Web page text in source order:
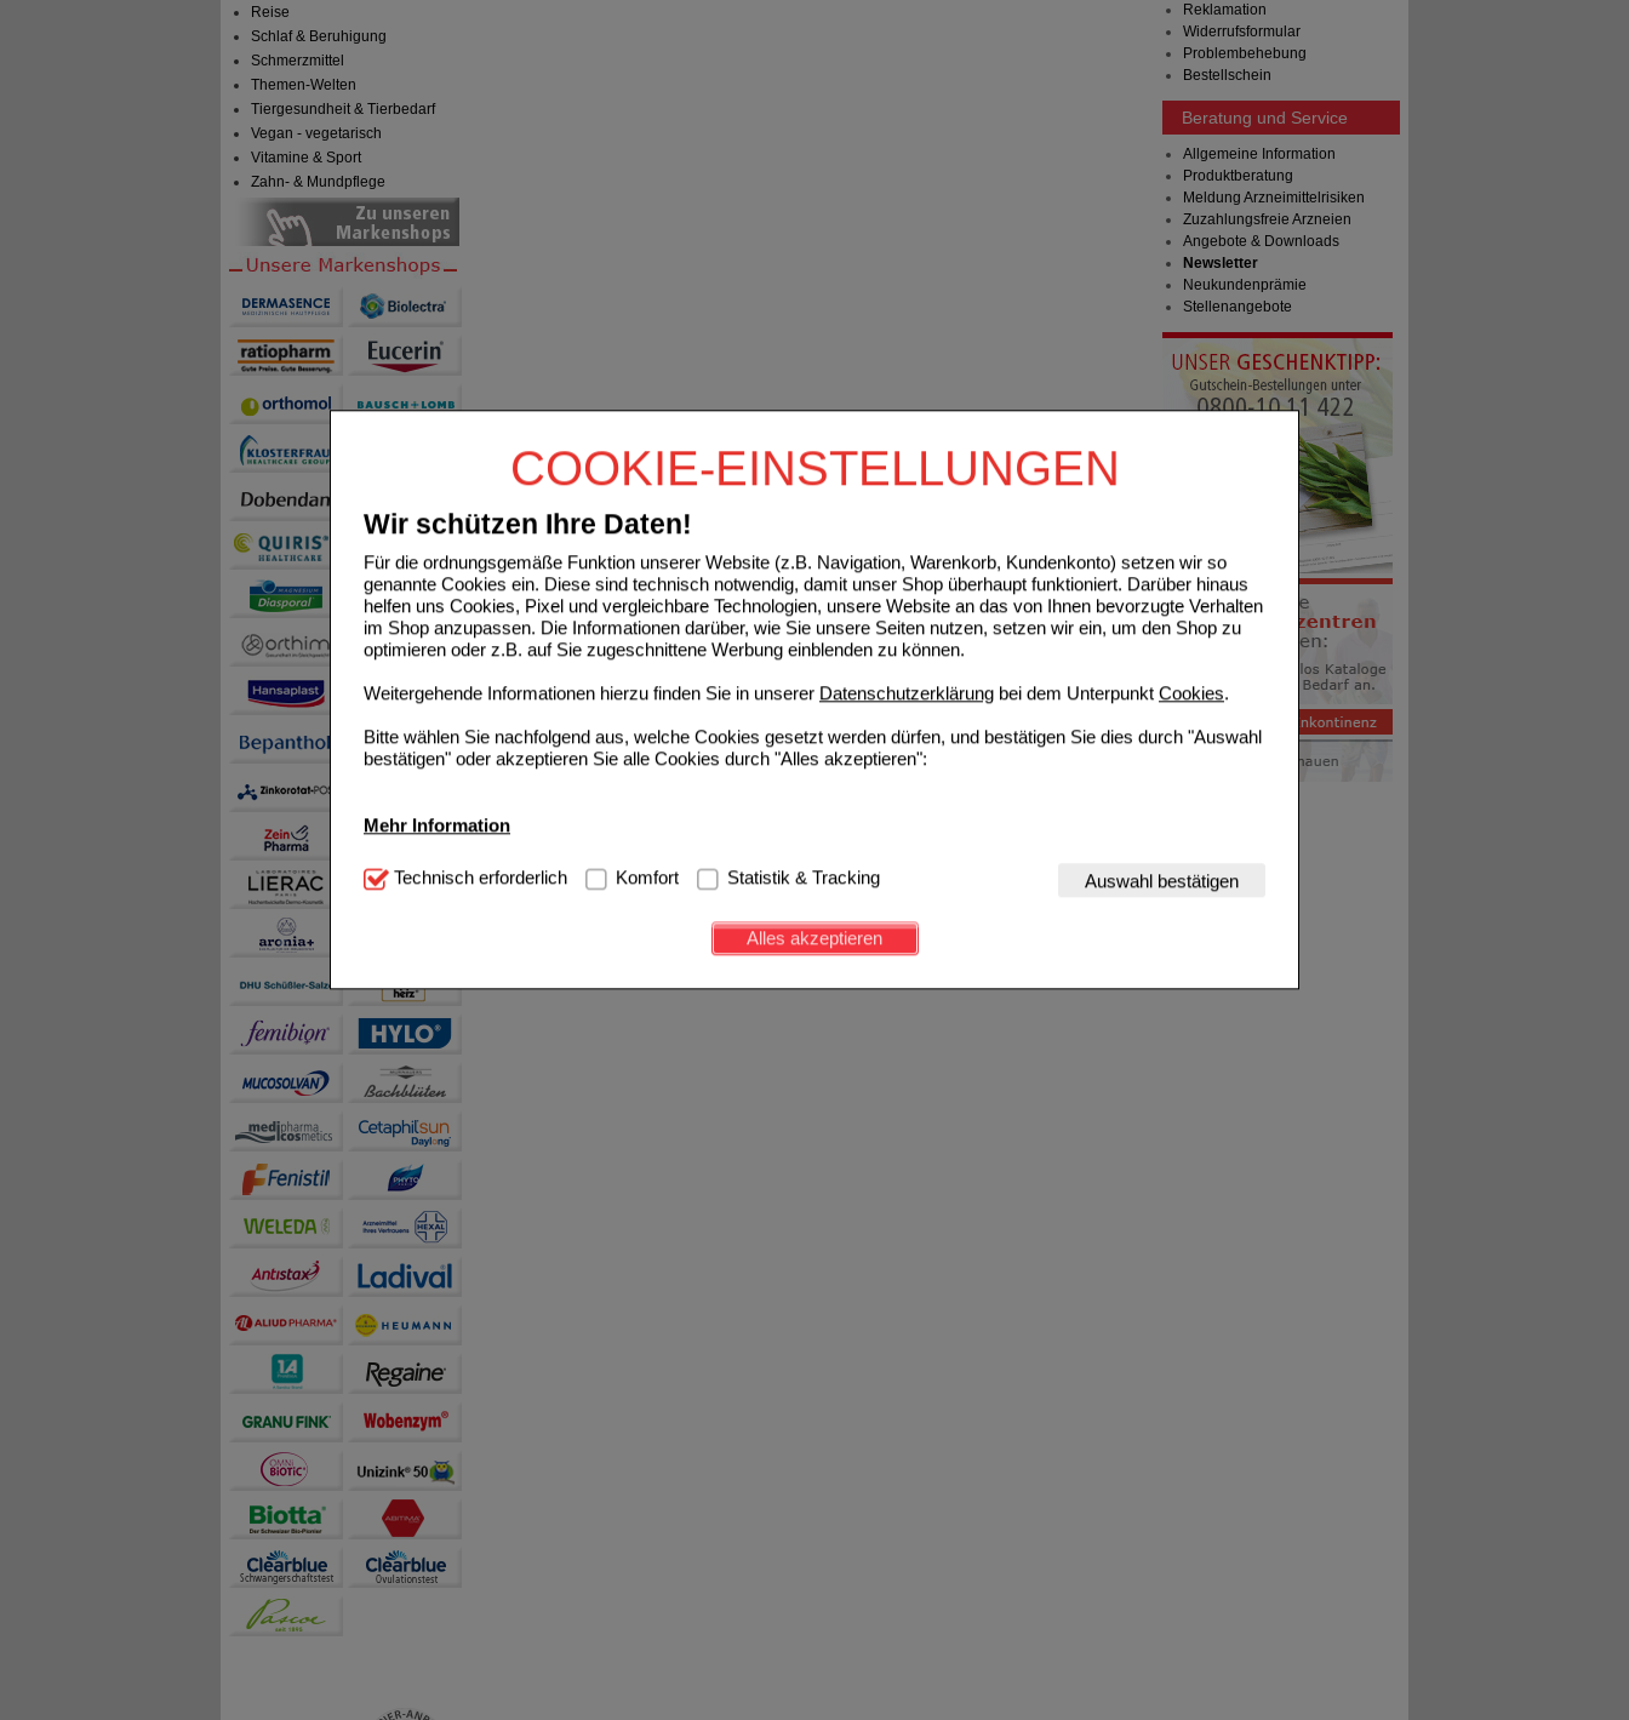
COOKIE-EINSTELLUNGEN
Wir schützen Ihre Daten!
Für die ordnungsgemäße Funktion unserer Website (z.B. Navigation, Warenkorb, Kundenkonto) setzen wir so
genannte Cookies ein. Diese sind technisch notwendig, damit unser Shop überhaupt funktioniert. Darüber hinaus
helfen uns Cookies, Pixel und vergleichbare Technologien, unsere Website an das von Ihnen bevorzugte Verhalten
im Shop anzupassen. Die Informationen darüber, wie Sie unsere Seiten nutzen, setzen wir ein, um den Shop zu
optimieren oder z.B. auf Sie zugeschnittene Werbung einblenden zu können.
Weitergehende Informationen hierzu finden Sie in unserer Datenschutzerklärung bei dem Unterpunkt Cookies.
Bitte wählen Sie nachfolgend aus, welche Cookies gesetzt werden dürfen, und bestätigen Sie dies durch "Auswahl
bestätigen" oder akzeptieren Sie alle Cookies durch "Alles akzeptieren":
Mehr Information
Technisch Notwendig: Hierbei handelt es sich um Cookies, die für die Grundfunktionen unserer Website
notwendig sind (z.B. Navigation, Warenkorb, Kundenkonto), weshalb auf diese nicht verzichtet werden kann.
Diese Cookies werden genutzt um das Einkaufserlebnis noch ansprechender zu gestalten,
beispielsweise für die Wiedererkennung des Besuchers oder unsere Seite an bevorzugte Verhaltensweisen (z.B.
Inhalte anzuzeigen und unser Partnerprogramm zu betreiben.
Statistik & Tracking:
sammeln, mit deren Hilfe wir unsere Website weiter für Sie optimieren können, den Inhalt auf unserer Website aber
auch die Werbung auf Drittseiten möglichst relevant für Sie zu gestalten. Bitte beachten Sie, dass Daten hierfür
Technisch erforderlich Komfort Statistik & Tracking Auswahl bestätigen
Alles akzeptieren
Reise
Schlaf & Beruhigung
Schmerzmittel
Themen-Welten
Tiergesundheit & Tierbedarf
Vegan - vegetarisch
Vitamine & Sport
Zahn- & Mundpflege
Reklamation
Widerrufsformular
Problembehebung
Bestellschein
Beratung und Service
Allgemeine Information
Produktberatung
Meldung Arzneimittelrisiken
Zuzahlungsfreie Arzneien
Angebote & Downloads
Newsletter
Neukundenprämie
Stellenangebote